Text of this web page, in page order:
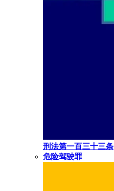
刑法第一百三十三条
危险驾驶罪